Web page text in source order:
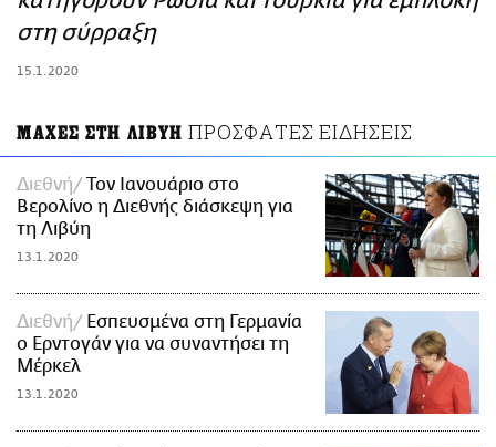
ΑΜΠΑ
στη σύρραξη
15.1.2020
ΜΑΧΕΣ ΣΤΗ ΛΙΒΥΗ ΠΡΟΣΦΑΤΕΣ ΕΙΔΗΣΕΙΣ
Διεθνή
Τον Ιανουάριο στο
Βερολίνο η Διεθνής διάσκεψη για
τη Λιβύη
13.1.2020
Διεθνή
Εσπευσμένα στη Γερμανία
ο Ερντογάν για να συναντήσει τη
Μέρκελ
13.1.2020